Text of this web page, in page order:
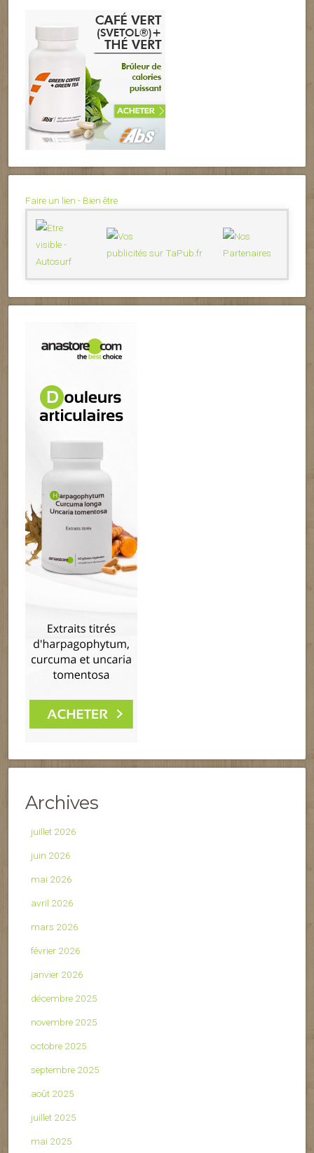
Faire un lien - Bien être
Archives
juillet 2026
juin 2026
mai 2026
avril 2026
mars 2026
février 2026
janvier 2026
décembre 2025
novembre 2025
octobre 2025
septembre 2025
août 2025
juillet 2025
mai 2025